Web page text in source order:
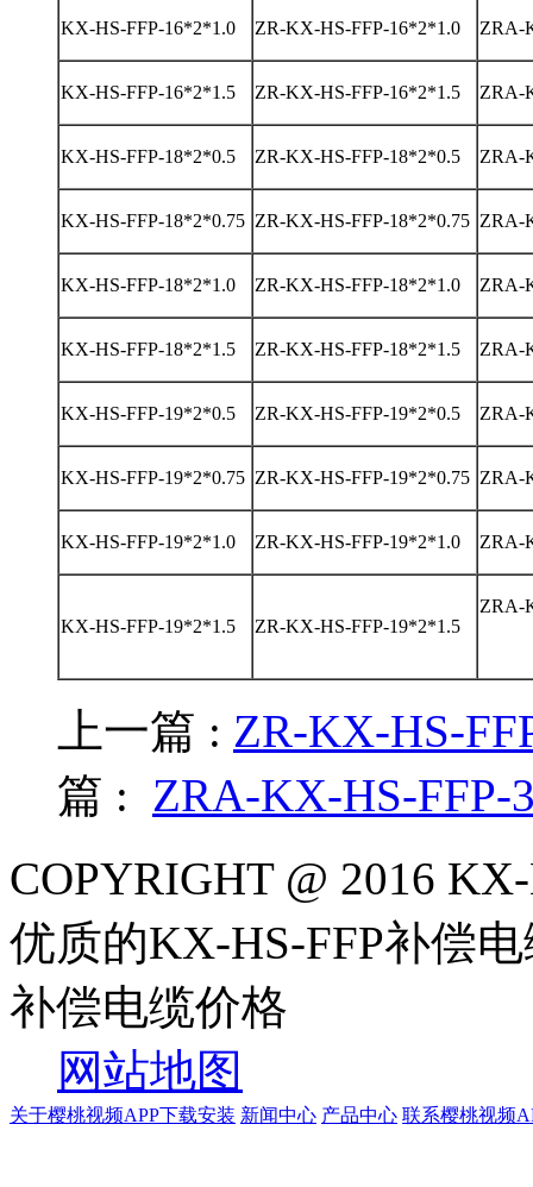
KX-HS-FFP-16*2*1.0 ZR-KX-HS-FFP-16*2*1.0 ZRA-
KX-HS-FFP-16*2*1.5 ZR-KX-HS-FFP-16*2*1.5 ZRA-
KX-HS-FFP-18*2*0.5 ZR-KX-HS-FFP-18*2*0.5 ZRA-
KX-HS-FFP-18*2*0.75 ZR-KX-HS-FFP-18*2*0.75 ZRA-
KX-HS-FFP-18*2*1.0 ZR-KX-HS-FFP-18*2*1.0 ZRA-
KX-HS-FFP-18*2*1.5 ZR-KX-HS-FFP-18*2*1.5 ZRA-
KX-HS-FFP-19*2*0.5 ZR-KX-HS-FFP-19*2*0.5 ZRA-
KX-HS-FFP-19*2*0.75 ZR-KX-HS-FFP-19*2*0.75 ZRA-
KX-HS-FFP-19*2*1.0 ZR-KX-HS-FFP-19*2*1.0 ZRA-
KX-HS-FFP-19*2*1.5 ZR-KX-HS-FFP-19*2*1.5
ZRA-
上一篇 : ZR-KX-HS-
篇 : ZRA-KX-HS-
COPYRIGHT @ 2016
优质的KX-HS-FFP补偿电
补偿电缆价格
网站地图
关于樱桃视频APP下载安装 新闻中心 产品中心 联系樱桃视频